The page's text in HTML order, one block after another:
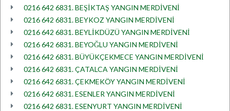
0216 642 6831. BEŞİKTAŞ YANGIN MERDİVENİ
0216 642 6831. BEYKOZ YANGIN MERDİVENİ
0216 642 6831. BEYLİKDÜZÜ YANGIN MERDİVENİ
0216 642 6831. BEYOĞLU YANGIN MERDİVENİ
0216 642 6831. BÜYÜKÇEKMECE YANGIN MERDİVENİ
0216 642 6831. ÇATALCA YANGIN MERDİVENİ
0216 642 6831. ÇEKMEKÖY YANGIN MERDİVENİ
0216 642 6831. ESENLER YANGIN MERDİVENİ
0216 642 6831. ESENYURT YANGIN MERDİVENİ